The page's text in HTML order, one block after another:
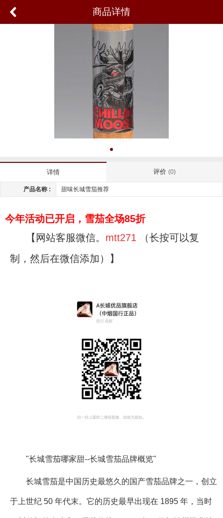
商品详情
详情 评价(0)
产品名称 : 甜味长城雪茄推荐
今年活动已开启，雪茄全场85折
【网站客服微信。 mtt271 （长按可以复
制，然后在微信添加）】
"长城雪茄哪家甜--长城雪茄品牌概览"
长城雪茄是中国历史最悠久的国产雪茄品牌之一，创立
于上世纪 50 年代末。它的历史最早出现在 1895 年，当时